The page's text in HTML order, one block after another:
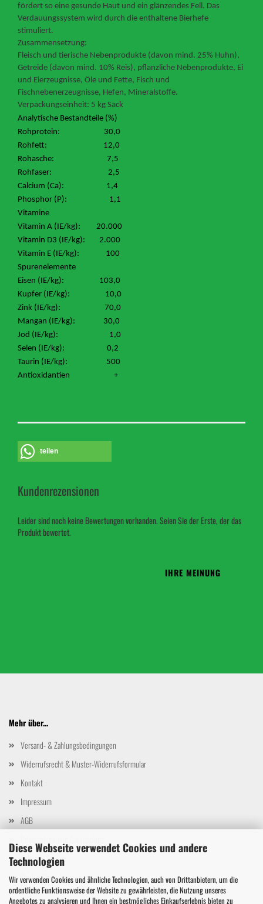
Diese Webseite verwendet Cookies und andere
Technologien
Wir verwenden Cookies und ähnliche Technologien, auch von Drittanbietern, um die
ordentliche Funktionsweise der Website zu gewährleisten, die Nutzung unseres
Angebotes zu analysieren und Ihnen ein bestmögliches Einkaufserlebnis bieten zu
fördert so eine gesunde Haut und ein glänzendes Fell. Das
Verdauungssystem wird durch die enthaltene Bierhefe
stimuliert.
Zusammensetzung:
Fleisch und tierische Nebenprodukte (davon mind. 25% Huhn),
Getreide (davon mind. 10% Reis), pflanzliche Nebenprodukte, Ei
und Eierzeugnisse, Öle und Fette, Fisch und
Fischnebenerzeugnisse, Hefen, Mineralstoffe.
Verpackungseinheit: 5 kg Sack
Analytische Bestandteile (%)
Rohprotein: 30,0
Rohfett: 12,0
Rohasche: 7,5
Rohfaser: 2,5
Calcium (Ca): 1,4
Phosphor (P): 1,1
Vitamine
Vitamin A (IE/kg): 20.000
Vitamin D3 (IE/kg): 2.000
Vitamin E (IE/kg): 100
Spurenelemente
Eisen (IE/kg): 103,0
Kupfer (IE/kg): 10,0
Zink (IE/kg): 70,0
Mangan (IE/kg): 30,0
Jod (IE/kg): 1,0
Selen (IE/kg): 0,2
Taurin (IE/kg): 500
Antioxidantien +
teilen
Kundenrezensionen
Leider sind noch keine Bewertungen vorhanden. Seien Sie der Erste, der das
Produkt bewertet.
IHRE MEINUNG
Mehr über...
Versand- & Zahlungsbedingungen
Widerrufsrecht & Muster-Widerrufsformular
Kontakt
Impressum
AGB
Callback Service
Cookie Einstellungen